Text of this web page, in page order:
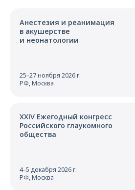
Анестезия и реанимация
в акушерстве
и неонатологии
25–27 ноября 2026 г.
РФ, Москва
XXIV Ежегодный конгресс
Российского глаукомного
общества
4–5 декабря 2026 г.
РФ, Москва